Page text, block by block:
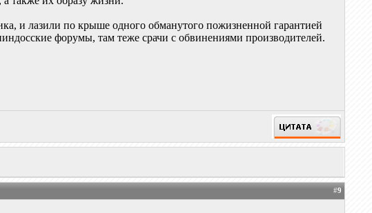
и лазили по крыше одного обманутого пожизненной гарантией
форумы, там теже срачи с обвинениями производителей.
#9